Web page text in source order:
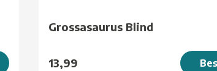
Grossasaurus Blind
13,99